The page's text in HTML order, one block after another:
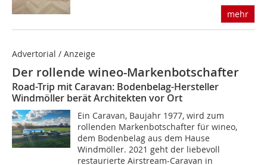
mehr
Advertorial / Anzeige
Der rollende wineo-Markenbotschafter
Road-Trip mit Caravan: Bodenbelag-Hersteller
Windmöller berät Architekten vor Ort
Ein Caravan, Baujahr 1977, wird zum
rollenden Markenbotschafter für wineo,
dem Bodenbelag aus dem Hause
Windmöller. 2021 geht der liebevoll
restaurierte Airstream-Caravan in